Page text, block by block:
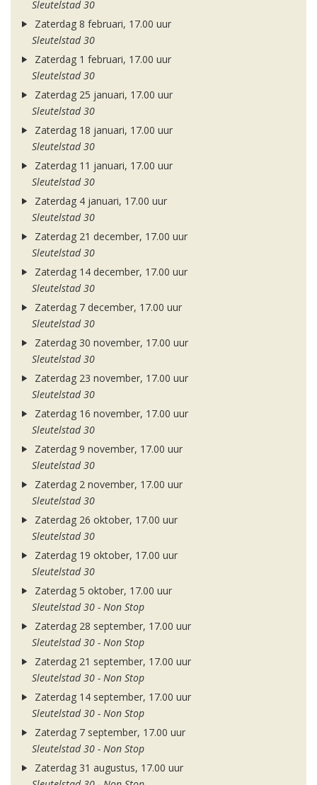
Sleutelstad 30
Zaterdag 8 februari, 17.00 uur
Sleutelstad 30
Zaterdag 1 februari, 17.00 uur
Sleutelstad 30
Zaterdag 25 januari, 17.00 uur
Sleutelstad 30
Zaterdag 18 januari, 17.00 uur
Sleutelstad 30
Zaterdag 11 januari, 17.00 uur
Sleutelstad 30
Zaterdag 4 januari, 17.00 uur
Sleutelstad 30
Zaterdag 21 december, 17.00 uur
Sleutelstad 30
Zaterdag 14 december, 17.00 uur
Sleutelstad 30
Zaterdag 7 december, 17.00 uur
Sleutelstad 30
Zaterdag 30 november, 17.00 uur
Sleutelstad 30
Zaterdag 23 november, 17.00 uur
Sleutelstad 30
Zaterdag 16 november, 17.00 uur
Sleutelstad 30
Zaterdag 9 november, 17.00 uur
Sleutelstad 30
Zaterdag 2 november, 17.00 uur
Sleutelstad 30
Zaterdag 26 oktober, 17.00 uur
Sleutelstad 30
Zaterdag 19 oktober, 17.00 uur
Sleutelstad 30
Zaterdag 5 oktober, 17.00 uur
Sleutelstad 30 - Non Stop
Zaterdag 28 september, 17.00 uur
Sleutelstad 30 - Non Stop
Zaterdag 21 september, 17.00 uur
Sleutelstad 30 - Non Stop
Zaterdag 14 september, 17.00 uur
Sleutelstad 30 - Non Stop
Zaterdag 7 september, 17.00 uur
Sleutelstad 30 - Non Stop
Zaterdag 31 augustus, 17.00 uur